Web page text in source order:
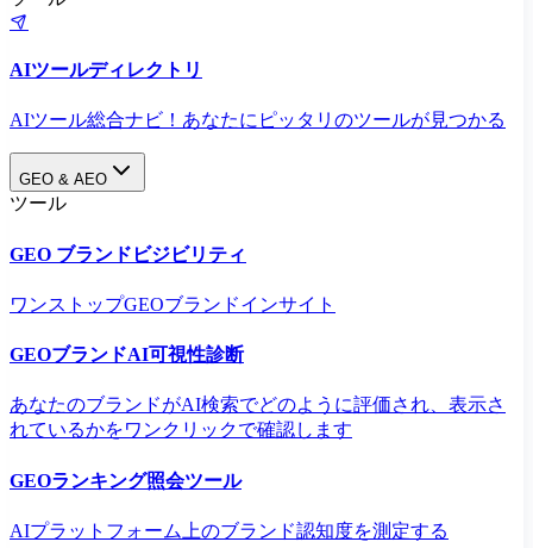
AIツールディレクトリ
AIツール総合ナビ！あなたにピッタリのツールが見つかる
GEO & AEO
ツール
GEO ブランドビジビリティ
ワンストップGEOブランドインサイト
GEOブランドAI可視性診断
あなたのブランドがAI検索でどのように評価され、表示さ
れているかをワンクリックで確認します
GEOランキング照会ツール
AIプラットフォーム上のブランド認知度を測定する